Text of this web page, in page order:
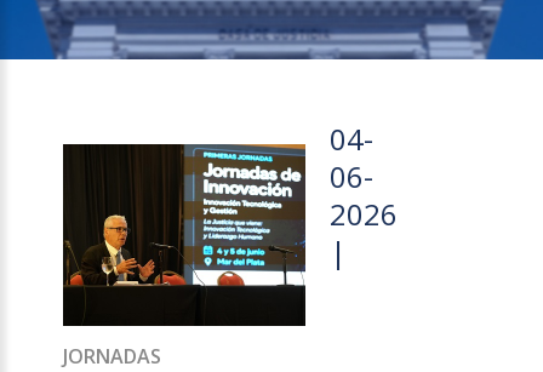
04-
06-
2026
|
JORNADAS